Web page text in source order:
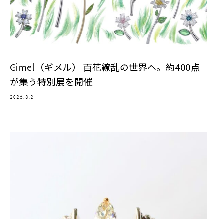
Gimel（ギメル） 百花繚乱の世界へ。約400点
が集う特別展を開催
2026.8.2